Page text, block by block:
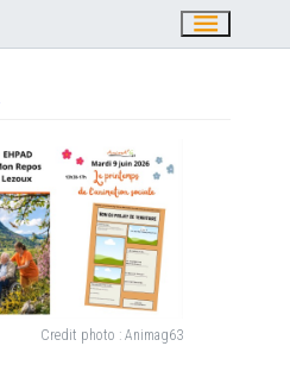
menu
Credit photo : Animag63